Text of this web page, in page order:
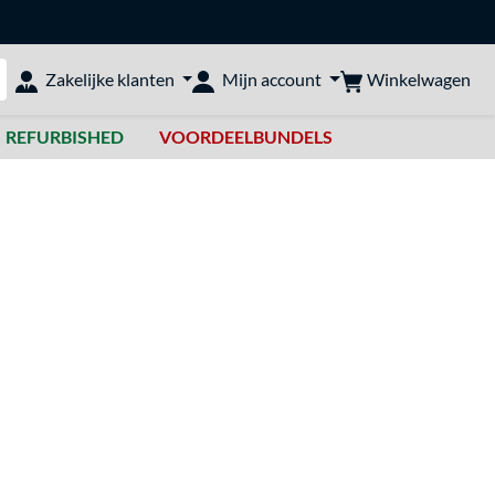
doorzoeken
Zakelijke klanten Mijn account Winkelwagen
REFURBISHED VOORDEELBUNDELS